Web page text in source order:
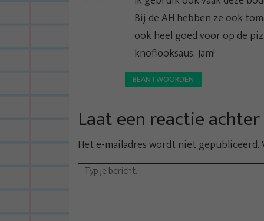
Bij de AH hebben ze ook
ook heel goed voor op de
knoflooksaus. Jam!
BEANTWOORDEN
Laat een reactie achter
Het e-mailadres wordt niet gepubliceerd.